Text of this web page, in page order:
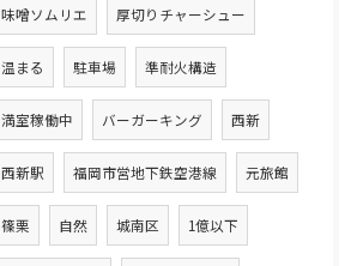
味噌ソムリエ 厚切りチャーシュー
温まる 駐車場 準耐火構造
満室稼働中 バーガーキング 西新
西新駅 福岡市営地下鉄空港線 元旅館
篠栗 自然 城南区 1億以下